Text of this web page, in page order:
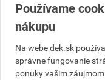
výborné
odolný voči
široký výber
riediteľný
Používame
nákupu
Na webe dek.sk
správne fungovanie
ponuky vašim